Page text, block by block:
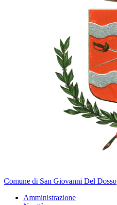
Comune di San Giovanni Del Dosso
Amministrazione